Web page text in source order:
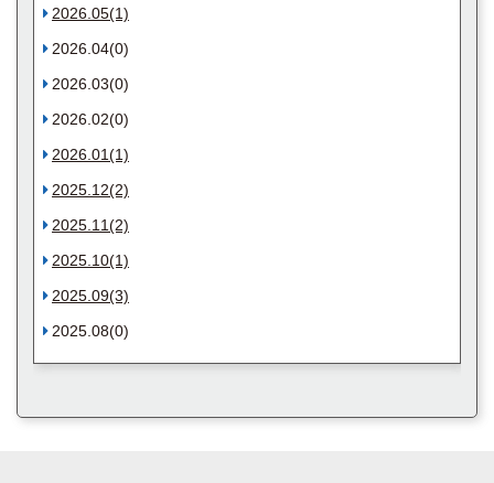
2026.05(1)
2026.04(0)
2026.03(0)
2026.02(0)
2026.01(1)
2025.12(2)
2025.11(2)
2025.10(1)
2025.09(3)
2025.08(0)